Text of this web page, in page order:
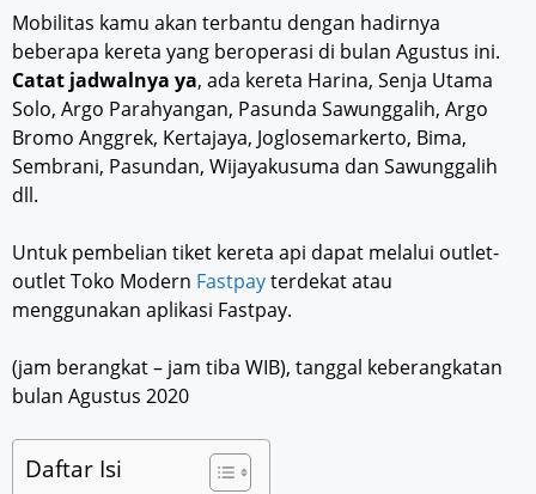
Mobilitas kamu akan terbantu dengan hadirnya
beberapa kereta yang beroperasi di bulan Agustus ini.
Catat jadwalnya ya, ada kereta Harina, Senja Utama
Solo, Argo Parahyangan, Pasunda Sawunggalih, Argo
Bromo Anggrek, Kertajaya, Joglosemarkerto, Bima,
Sembrani, Pasundan, Wijayakusuma dan Sawunggalih
dll.
Untuk pembelian tiket kereta api dapat melalui outlet-
outlet Toko Modern Fastpayterdekat atau
menggunakan aplikasi Fastpay.
(jam berangkat – jam tiba WIB), tanggal keberangkatan
bulan Agustus 2020
Daftar Isi